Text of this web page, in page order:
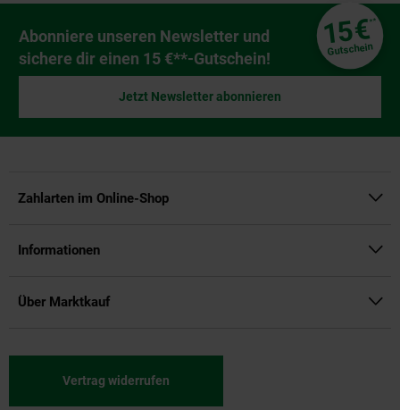
Newsletter Anmeldung
Abonniere unseren Newsletter und
sichere dir einen 15 €**-Gutschein!
15€**
Gutschein
Jetzt Newsletter abonnieren
Zahlarten im Online-Shop
Informationen
Über Marktkauf
Vertrag widerrufen